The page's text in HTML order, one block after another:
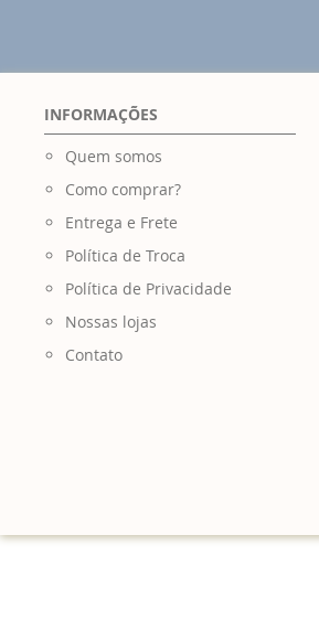
INFORMAÇÕES
Quem somos
Como comprar?
Entrega e Frete
Política de Troca
Política de Privacidade
Nossas lojas
Contato